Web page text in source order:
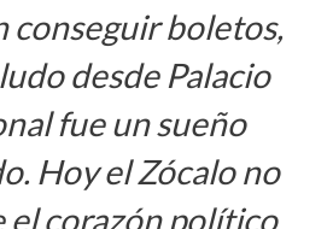
conseguir boletos,
desde Palacio
fue un sueño
Hoy el Zócalo no
el corazón político